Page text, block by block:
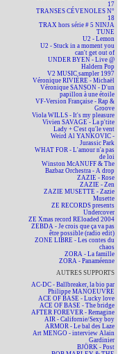
17
TRANSES CÉVENOLES N°
18
TRAX hors série # 5 NINJA
TUNE
U2 - Lemon
U2 - Stuck in a moment you
can't get out of
UNDER BYEN - Live @
Haldern Pop
V2 MUSIC sampler 1997
Véronique RIVIÈRE - Michaël
Véronique SANSON - D'un
papillon à une étoile
VF-Version Française - Rap &
Groove
Viola WILLS - It's my pleasure
Vivien SAVAGE - La p'tite
Lady + C'est qu'le vent
Weird Al YANKOVIC -
Jurassic Park
WHAT FOR - L'amour n'a pas
de loi
Winston McANUFF & The
Bazbaz Orchestra - A drop
ZAZIE - Rose
ZAZIE - Zen
ZAZIE MUSETTE - Zazie
Musette
ZE RECORDS presents
Undercover
ZE Xmas record REloaded 2004
ZEBDA - Je crois que ça va pas
être possible (radio edit)
ZONE LIBRE - Les contes du
chaos
ZORA - La famille
ZORA - Panaméenne
AUTRES SUPPORTS
AC-DC - Ballbreaker, la bio par
Philippe MANOEUVRE
ACE OF BASE - Lucky love
ACE OF BASE - The bridge
AFTER FOREVER - Remagine
AIR - Californie/Sexy boy
ARMOR - Le bal des Laze
Art MENGO - interview Alain
Gardinier
BJÖRK - Post